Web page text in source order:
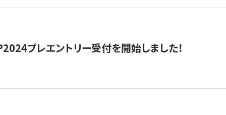
プレエントリー受付を開始しました！